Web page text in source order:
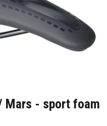
Mars - sport foam